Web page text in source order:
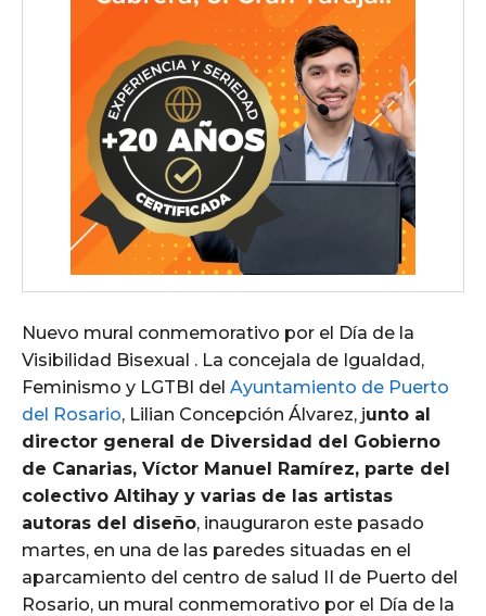
Nuevo mural conmemorativo por el Día de la
Visibilidad Bisexual . La concejala de Igualdad,
Feminismo y LGTBI del Ayuntamiento de Puerto
del Rosario, Lilian Concepción Álvarez, junto al
director general de Diversidad del Gobierno
de Canarias, Víctor Manuel Ramírez, parte del
colectivo Altihay y varias de las artistas
autoras del diseño, inauguraron este pasado
martes, en una de las paredes situadas en el
aparcamiento del centro de salud II de Puerto del
Rosario, un mural conmemorativo por el Día de la